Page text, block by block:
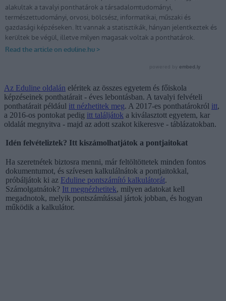
Az Eduline oldalán eléritek az összes egyetem és főiskola
képzéseinek ponthatárait - éves lebontásban. A tavalyi felvételi
ponthatárait például itt nézhetitek meg. A 2017-es ponthatárokról itt,
a 2016-os pontokat pedig itt találjátok a kiválasztott egyetem, kar
oldalát megnyitva - majd az adott szakot kikeresve - táblázatokban.
Idén felvételiztek? Itt kiszámolhatjátok a pontjaitokat
Ha szeretnétek biztosra menni, már feltöltöttetek minden fontos
dokumentumot, és szívesen kalkulálnátok a pontjaitokkal,
próbáljátok ki az Eduline pontszámító kalkulátorát.
Számolgatnátok? Itt megnézhetitek, milyen adatokat kell
megadnotok, melyik pontszámítással jártok jobban, és hogyan
működik a kalkulátor.